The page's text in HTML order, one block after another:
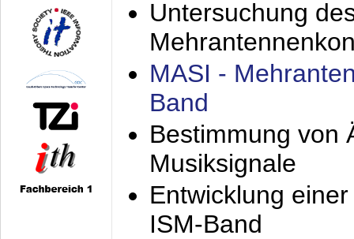
Untersuchung
MASI -
Band
Bestimmung von
Musiksignale
Entwicklung
ISM-Band